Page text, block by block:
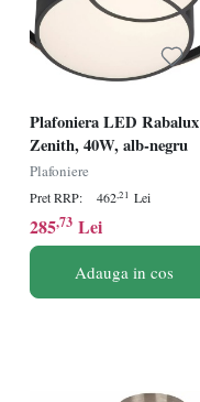
Plafoniera LED Rabalux
Zenith, 40W, alb-negru
Plafoniere
Pret RRP: 462,21 Lei
285,73 Lei
Adauga in cos